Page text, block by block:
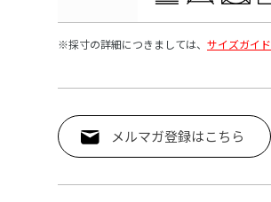
※採寸の詳細につきましては、 サイズガイド
メルマガ登録はこちら